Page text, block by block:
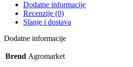
Dodatne informacije
Recenzije (0)
Slanje i dostava
Dodatne informacije
Brend Agromarket